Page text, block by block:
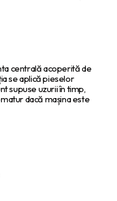
centrală acoperită de
se aplică pieselor
supuse uzurii în timp,
dacă mașina este